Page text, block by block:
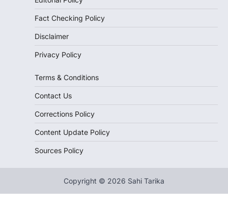
Fact Checking Policy
Disclaimer
Privacy Policy
Terms & Conditions
Contact Us
Corrections Policy
Content Update Policy
Sources Policy